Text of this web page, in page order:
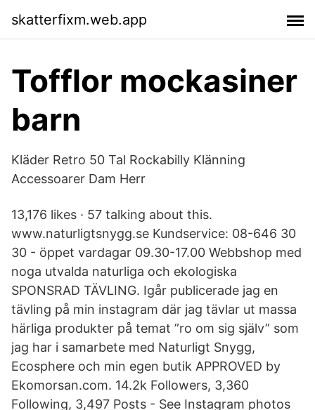
skatterfixm.web.app
Tofflor mockasiner
barn
Kläder Retro 50 Tal Rockabilly Klänning
Accessoarer Dam Herr
13,176 likes · 57 talking about this.
www.naturligtsnygg.se Kundservice: 08-646 30
30 - öppet vardagar 09.30-17.00 Webbshop med
noga utvalda naturliga och ekologiska
SPONSRAD TÄVLING. Igår publicerade jag en
tävling på min instagram där jag tävlar ut massa
härliga produkter på temat ”ro om sig själv” som
jag har i samarbete med Naturligt Snygg,
Ecosphere och min egen butik APPROVED by
Ekomorsan.com. 14.2k Followers, 3,360
Following, 3,497 Posts - See Instagram photos